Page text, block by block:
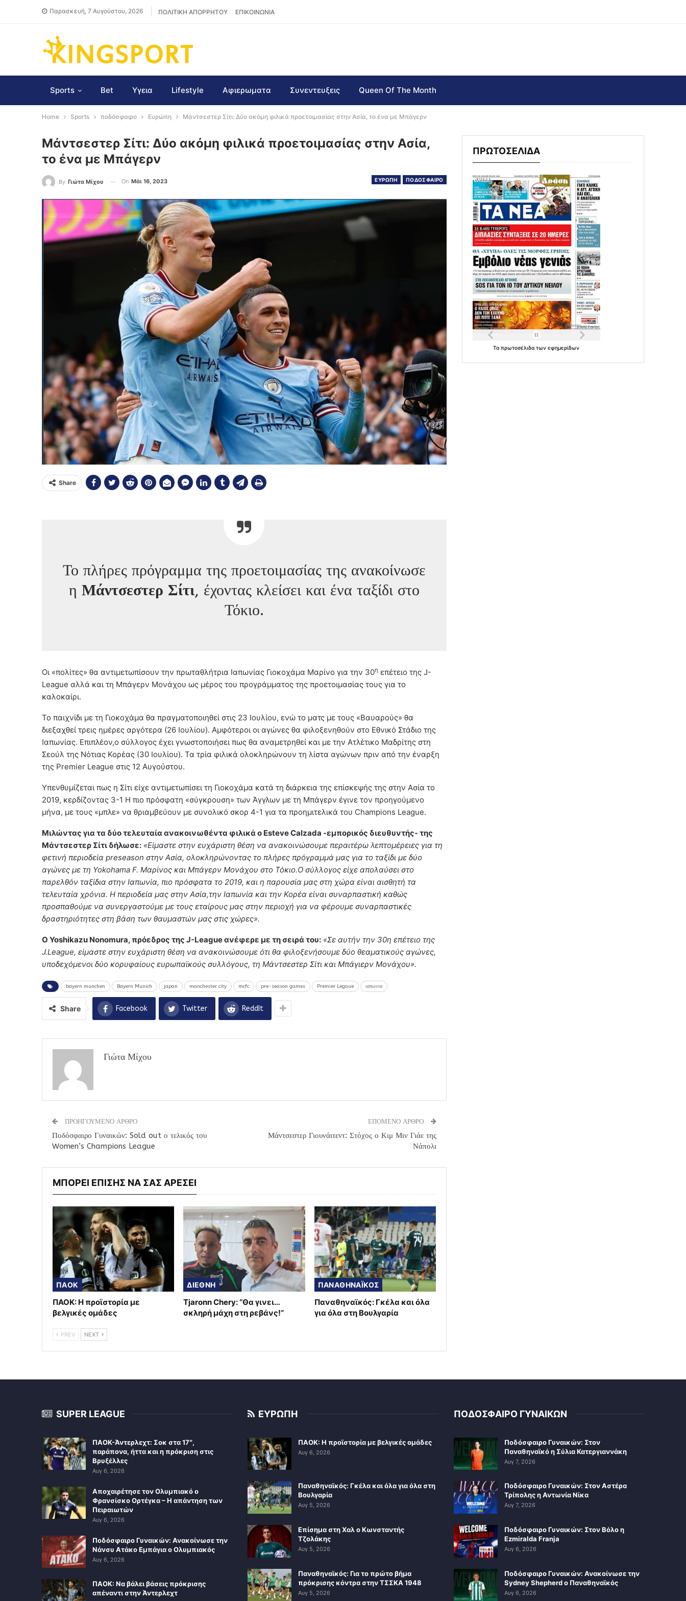
Παρασκευή, 7 Αυγούστου, 2026 ΠΟΛΙΤΙΚΗ ΑΠΟΡΡΗΤΟΥ ΕΠΙΚΟΙΝΩΝΙΑ
Sports Bet Υγεια Lifestyle Αφιερωματα Συνεντευξεις Queen Of The Month
Home Sports ποδόσφαιρο Ευρώπη Μάντσεστερ Σίτι: Δύο ακόμη φιλικά προετοιμασίας στην Ασία, το ένα με Μπάγερν
Μάντσεστερ Σίτι: Δύο ακόμη φιλικά προετοιμασίας στην Ασία,
το ένα με Μπάγερν
ΕΥΡΩΠΗ ΠΟΔΟΣΦΑΙΡΟ
By Γιώτα Μίχου On Μάι 16, 2023
Share
Το πλήρες πρόγραμμα της προετοιμασίας της ανακοίνωσε
η Μάντσεστερ Σίτι, έχοντας κλείσει και ένα ταξίδι στο
Τόκιο.
Οι «πολίτες» θα αντιμετωπίσουν την πρωταθλήτρια Ιαπωνίας Γιοκοχάμα Μαρίνο για την 30η επέτειο της J-
League αλλά και τη Μπάγερν Μονάχου ως μέρος του προγράμματος της προετοιμασίας τους για το
καλοκαίρι.
Το παιχνίδι με τη Γιοκοχάμα θα πραγματοποιηθεί στις 23 Ιουλίου, ενώ το ματς με τους «Βαυαρούς» θα
διεξαχθεί τρεις ημέρες αργότερα (26 Ιουλίου). Αμφότεροι οι αγώνες θα φιλοξενηθούν στο Εθνικό Στάδιο της
Ιαπωνίας. Επιπλέον,ο σύλλογος έχει γνωστοποιήσει πως θα αναμετρηθεί και με την Ατλέτικο Μαδρίτης στη
Σεούλ της Νότιας Κορέας (30 Ιουλίου). Τα τρία φιλικά ολοκληρώνουν τη λίστα αγώνων πριν από την έναρξη
της Premier League στις 12 Αυγούστου.
Υπενθυμίζεται πως η Σίτι είχε αντιμετωπίσει τη Γιοκοχάμα κατά τη διάρκεια της επίσκεψής της στην Ασία το
2019, κερδίζοντας 3-1 Η πιο πρόσφατη «σύγκρουση» των Άγγλων με τη Μπάγερν έγινε τον προηγούμενο
μήνα, με τους «μπλε» να θριαμβεύουν με συνολικό σκορ 4-1 για τα προημιτελικά του Champions League.
Μιλώντας για τα δύο τελευταία ανακοινωθέντα φιλικά ο Esteve Calzada -εμπορικός διευθυντής- της
Μάντσεστερ Σίτι δήλωσε: «Είμαστε στην ευχάριστη θέση να ανακοινώσουμε περαιτέρω λεπτομέρειες για τη
φετινή περιοδεία preseason στην Ασία, ολοκληρώνοντας το πλήρες πρόγραμμά μας για το ταξίδι με δύο
αγώνες με τη Yokohama F. Μαρίνος και Μπάγερν Μονάχου στο Τόκιο.Ο σύλλογος είχε απολαύσει στο
παρελθόν ταξίδια στην Ιαπωνία, πιο πρόσφατα το 2019, και η παρουσία μας στη χώρα είναι αισθητή τα
τελευταία χρόνια. Η περιοδεία μας στην Ασία,την Ιαπωνία και την Κορέα είναι συναρπαστική καθώς
προσπαθούμε να συνεργαστούμε με τους εταίρους μας στην περιοχή για να φέρουμε συναρπαστικές
δραστηριότητες στη βάση των θαυμαστών μας στις χώρες».
Ο Yoshikazu Nonomura, πρόεδρος της J-League ανέφερε με τη σειρά του: «Σε αυτήν την 30η επέτειο της
J.League, είμαστε στην ευχάριστη θέση να ανακοινώσουμε ότι θα φιλοξενήσουμε δύο θεαματικούς αγώνες,
υποδεχόμενοι δύο κορυφαίους ευρωπαϊκούς συλλόγους, τη Μάντσεστερ Σίτι και Μπάγιερν Μονάχου».
bayern munchen Bayern Munich japan manchester city mcfc pre-season games Premier Legaue ιαπωνια
Share Facebook Twitter ReddIt
Γιώτα Μίχου
ΠΡΟΗΓΟΥΜΕΝΟ ΑΡΘΡΟ
Ποδόσφαιρο Γυναικών: Sold out ο τελικός του
Women’s Champions League
ΕΠΟΜΕΝΟ ΑΡΘΡΟ
Μάντσεστερ Γιουνάιτεντ: Στόχος ο Κιμ Μιν Γιάε της
Νάπολι
ΜΠΟΡΕΙ ΕΠΙΣΗΣ ΝΑ ΣΑΣ ΑΡΕΣΕΙ
ΠΑΟΚ
ΠΑΟΚ: Η προϊστορία με
βελγικές ομάδες
ΔΙΕΘΝΗ
Tjaronn Chery: “Θα γινει…
σκληρή μάχη στη ρεβάνς!”
ΠΑΝΑΘΗΝΑΪΚΟΣ
Παναθηναϊκός: Γκέλα και όλα
για όλα στη Βουλγαρία
PREV NEXT
ΠΡΩΤΟΣΕΛΙΔΑ
Ταπρωτοσέλιδατωνεφημερίδων
SUPER LEAGUE
ΠΑΟΚ-Άντερλεχτ: Σοκ στα 17″,
παράπονα, ήττα και η πρόκριση στις
Βρυξέλλες
Αυγ 6, 2026
Αποχαιρέτησε τον Ολυμπιακό ο
Φρανσίσκο Ορτέγκα – Η απάντηση των
Πειραιωτών
Αυγ 6, 2026
Ποδόσφαιρο Γυναικών: Ανακοίνωσε την
Νάνσυ Ατάκο Εμπάγια ο Ολυμπιακός
Αυγ 6, 2026
ΠΑΟΚ: Να βάλει βάσεις πρόκρισης
απέναντι στην Άντερλεχτ
ΕΥΡΩΠΗ
ΠΑΟΚ: Η προϊστορία με βελγικές ομάδες
Αυγ 6, 2026
Παναθηναϊκός: Γκέλα και όλα για όλα στη
Βουλγαρία
Αυγ 5, 2026
Επίσημα στη Χαλ ο Κωνσταντής
Τζολάκης
Αυγ 5, 2026
Παναθηναϊκός: Για το πρώτο βήμα
πρόκρισης κόντρα στην ΤΣΣΚΑ 1948
Αυγ 5, 2026
ΠΟΔΟΣΦΑΙΡΟ ΓΥΝΑΙΚΩΝ
Ποδόσφαιρο Γυναικών: Στον
Παναθηναϊκό η Σύλια Κατεργιαννάκη
Αυγ 7, 2026
Ποδόσφαιρο Γυναικών: Στον Αστέρα
Τρίπολης η Αντωνία Νίκα
Αυγ 7, 2026
Ποδόσφαιρο Γυναικών: Στον Βόλο η
Ezmiralda Franja
Αυγ 6, 2026
Ποδόσφαιρο Γυναικών: Ανακοίνωσε την
Sydney Shepherd ο Παναθηναϊκός
Αυγ 6, 2026